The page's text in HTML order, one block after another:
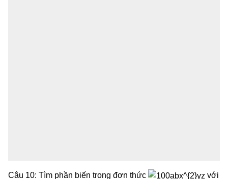
Câu 10: Tìm phần biến trong đơn thức
với